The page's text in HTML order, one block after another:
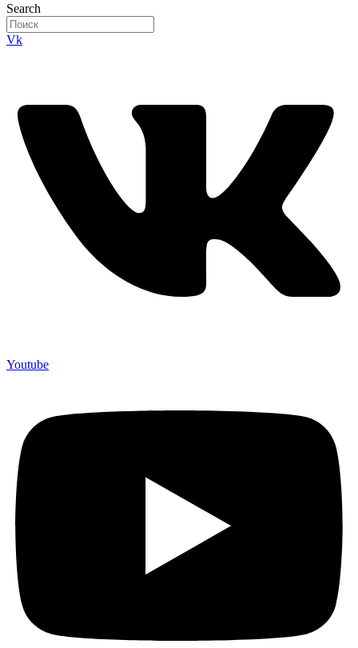
Search
Vk
Youtube